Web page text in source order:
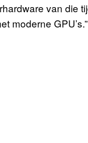
van die
moderne GPU’s.”